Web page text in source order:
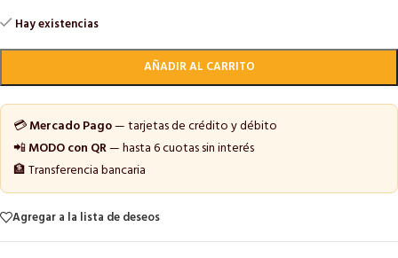
Hay existencias
AÑADIR AL CARRITO
💳Mercado Pago— tarjetas de crédito y débito
📲MODO con QR— hasta 6 cuotas sin interés
🏦 Transferencia bancaria
Agregar a la lista de deseos